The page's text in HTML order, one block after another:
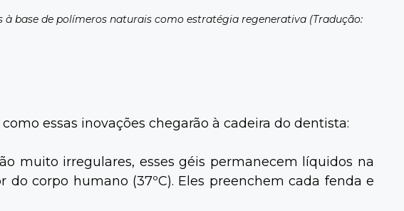
base de polímeros naturais como estratégia regenerativa (Tradução:
essas inovações chegarão à cadeira do dentista:
muito irregulares, esses géis permanecem líquidos na
corpo humano (37ºC). Eles preenchem cada fenda e